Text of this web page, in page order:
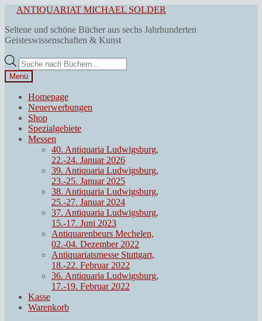
springen
Zum
springen
ANTIQUARIAT MICHAEL SOLDER
Seltene und schöne Bücher aus sechs Jahrhunderten
Geisteswissenschaften & Kunst
Products
search
Menü
Homepage
Neuerwerbungen
Shop
Spezialgebiete
Messen
40. Antiquaria Ludwigsburg,
22.-24. Januar 2026
39. Antiquaria Ludwigsburg,
23.-25. Januar 2025
38. Antiquaria Ludwigsburg,
25.-27. Januar 2024
37. Antiquaria Ludwigsburg,
15.-17. Juni 2023
Antiquarenbeurs Mechelen,
02.-04. Dezember 2022
Antiquariatsmesse Stuttgart,
18.-22. Februar 2022
36. Antiquaria Ludwigsburg,
17.-19. Februar 2022
Kasse
Warenkorb